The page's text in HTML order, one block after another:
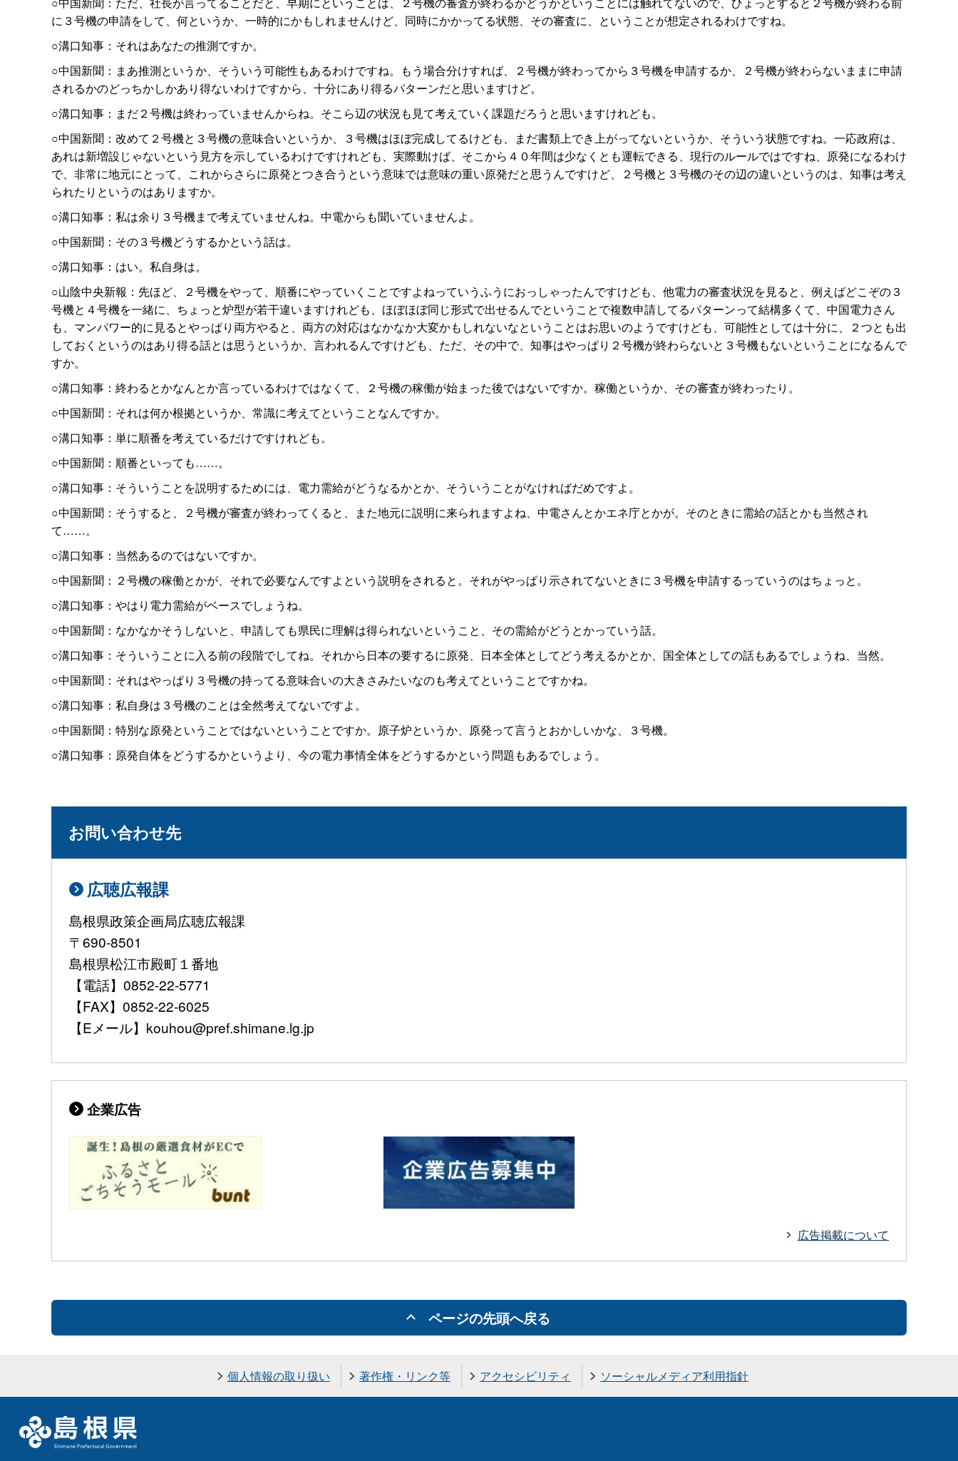
に３号機の申請をして、何というか、一時的にかもしれませんけど、同時にかかってる状態、その審査に、ということが想定されるわけですね。
○溝口知事：それはあなたの推測ですか。
○中国新聞：まあ推測というか、そういう可能性もあるわけですね。もう場合分けすれば、２号機が終わってから３号機を申請するか、２号機が終わらないままに申請
されるかのどっちかしかあり得ないわけですから、十分にあり得るパターンだと思いますけど。
○溝口知事：まだ２号機は終わっていませんからね。そこら辺の状況も見て考えていく課題だろうと思いますけれども。
○中国新聞：改めて２号機と３号機の意味合いというか、３号機はほぼ完成してるけども、まだ書類上でき上がってないというか、そういう状態ですね。一応政府は、
あれは新増設じゃないという見方を示しているわけですけれども、実際動けば、そこから４０年間は少なくとも運転できる、現行のルールではですね、原発になるわけ
で、非常に地元にとって、これからさらに原発とつき合うという意味では意味の重い原発だと思うんですけど、２号機と３号機のその辺の違いというのは、知事は考え
られたりというのはありますか。
○溝口知事：私は余り３号機まで考えていませんね。中電からも聞いていませんよ。
○中国新聞：その３号機どうするかという話は。
○溝口知事：はい。私自身は。
○山陰中央新報：先ほど、２号機をやって、順番にやっていくことですよねっていうふうにおっしゃったんですけども、他電力の審査状況を見ると、例えばどこぞの３
号機と４号機を一緒に、ちょっと炉型が若干違いますけれども、ほぼほぼ同じ形式で出せるんでということで複数申請してるパターンって結構多くて、中国電力さん
も、マンパワー的に見るとやっぱり両方やると、両方の対応はなかなか大変かもしれないなということはお思いのようですけども、可能性としては十分に、２つとも出
しておくというのはあり得る話とは思うというか、言われるんですけども、ただ、その中で、知事はやっぱり２号機が終わらないと３号機もないということになるんで
すか。
○溝口知事：終わるとかなんとか言っているわけではなくて、２号機の稼働が始まった後ではないですか。稼働というか、その審査が終わったり。
○中国新聞：それは何か根拠というか、常識に考えてということなんですか。
○溝口知事：単に順番を考えているだけですけれども。
○中国新聞：順番といっても……。
○溝口知事：そういうことを説明するためには、電力需給がどうなるかとか、そういうことがなければだめですよ。
○中国新聞：そうすると、２号機が審査が終わってくると、また地元に説明に来られますよね、中電さんとかエネ庁とかが。そのときに需給の話とかも当然され
て……。
○溝口知事：当然あるのではないですか。
○中国新聞：２号機の稼働とかが、それで必要なんですよという説明をされると。それがやっぱり示されてないときに３号機を申請するっていうのはちょっと。
○溝口知事：やはり電力需給がベースでしょうね。
○中国新聞：なかなかそうしないと、申請しても県民に理解は得られないということ、その需給がどうとかっていう話。
○溝口知事：そういうことに入る前の段階でしてね。それから日本の要するに原発、日本全体としてどう考えるかとか、国全体としての話もあるでしょうね、当然。
○中国新聞：それはやっぱり３号機の持ってる意味合いの大きさみたいなのも考えてということですかね。
○溝口知事：私自身は３号機のことは全然考えてないですよ。
○中国新聞：特別な原発ということではないということですか。原子炉というか、原発って言うとおかしいかな、３号機。
○溝口知事：原発自体をどうするかというより、今の電力事情全体をどうするかという問題もあるでしょう。
お問い合わせ先
広聴広報課
島根県政策企画局広聴広報課
〒690-8501
島根県松江市殿町１番地
【電話】0852-22-5771
【FAX】0852-22-6025
【Eメール】kouhou@pref.shimane.lg.jp
企業広告
広告掲載について
ページの先頭へ戻る
個人情報の取り扱い 著作権・リンク等 アクセシビリティ ソーシャルメディア利用指針